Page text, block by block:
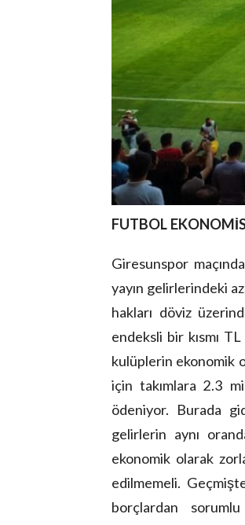
FUTBOL
Giresunspor
yayın gelirlerindeki
hakları döviz
endeksli bir kısmı
kulüplerin ekonomik
için takımlara 2.3
ödeniyor. Burada
gelirlerin aynı
ekonomik olarak
edilmemeli.
borçlardan